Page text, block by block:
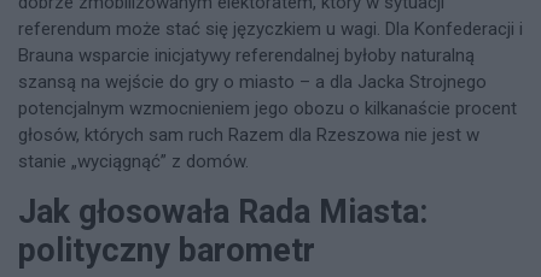
referendum może stać się języczkiem u wagi. Dla Konfederacji i
Brauna wsparcie inicjatywy referendalnej byłoby naturalną
szansą na wejście do gry o miasto – a dla Jacka Strojnego
potencjalnym wzmocnieniem jego obozu o kilkanaście procent
głosów, których sam ruch Razem dla Rzeszowa nie jest w
stanie „wyciągnąć” z domów.
Jak głosowała Rada Miasta:
polityczny barometr